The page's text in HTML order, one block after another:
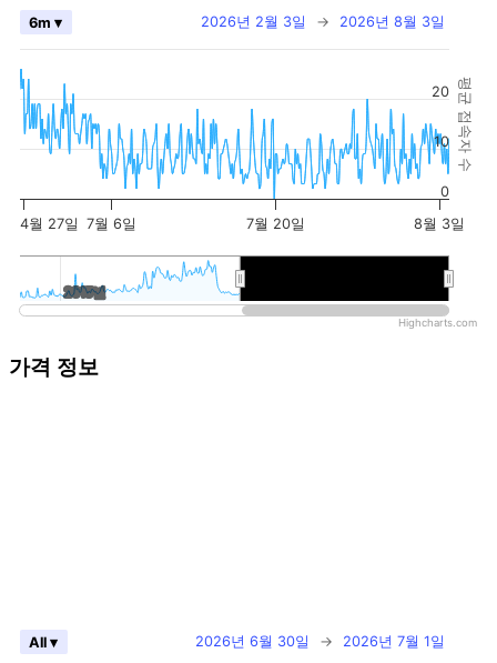
평균 접속자 수
2026년 2월 3일 → 2026년 8월 3일
6m ▾
4월 27일 7월 6일 7월 20일 8월 3일
2015년
2015년 2026년
2026년
0
10
20
Highcharts.com
가격 정보
2026년 6월 30일 → 2026년 7월 1일
All ▾